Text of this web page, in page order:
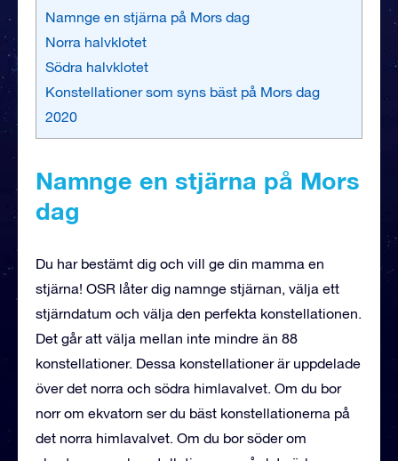
Namnge en stjärna på Mors dag
Norra halvklotet
Södra halvklotet
Konstellationer som syns bäst på Mors dag
2020
Namnge en stjärna på Mors
dag
Du har bestämt dig och vill ge din mamma en
stjärna! OSR låter dig namnge stjärnan, välja ett
stjärndatum och välja den perfekta konstellationen.
Det går att välja mellan inte mindre än 88
konstellationer. Dessa konstellationer är uppdelade
över det norra och södra himlavalvet. Om du bor
norr om ekvatorn ser du bäst konstellationerna på
det norra himlavalvet. Om du bor söder om